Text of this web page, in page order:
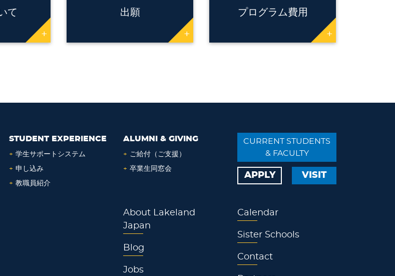
て
+
出願
+
プログラム費用
+
STUDENT EXPERIENCE
+ 学生サポートシステム
+ 申し込み
+ 教職員紹介
ALUMNI & GIVING
+ ご給付（ご支援）
+ 卒業生同窓会
CURRENT STUDENTS
& FACULTY
APPLY VISIT
About Lakeland
Japan
Blog
Jobs
Calendar
Sister Schools
Contact